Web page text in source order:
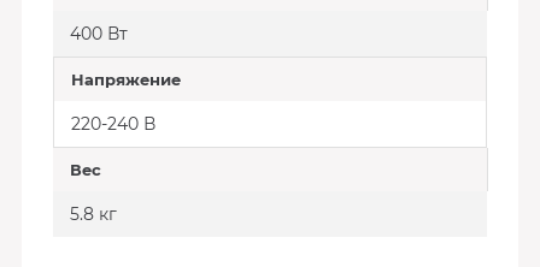
400 Вт
Напряжение
220-240 В
Вес
5.8 кг